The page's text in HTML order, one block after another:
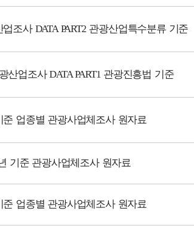
조사 DATA PART2 관광산업특수분류 기준
산업조사 DATA PART1 관광진흥법 기준
준 업종별 관광사업체조사 원자료
기준 관광사업체조사 원자료
준 업종별 관광사업체조사 원자료